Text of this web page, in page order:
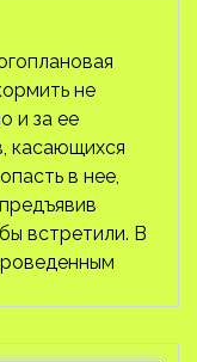
не
и за ее
касающихся
в нее,
встретили. В